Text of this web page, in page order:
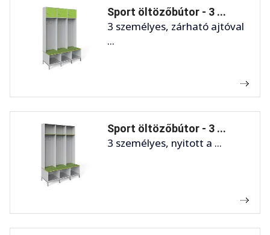
Sport öltözőbútor - 3 ...
3 személyes, zárható ajtóval
...
Sport öltözőbútor - 3 ...
3 személyes, nyitott a ...